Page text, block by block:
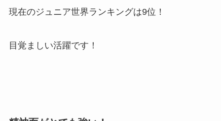
現在のジュニア世界ランキングは9位！
目覚ましい活躍です！